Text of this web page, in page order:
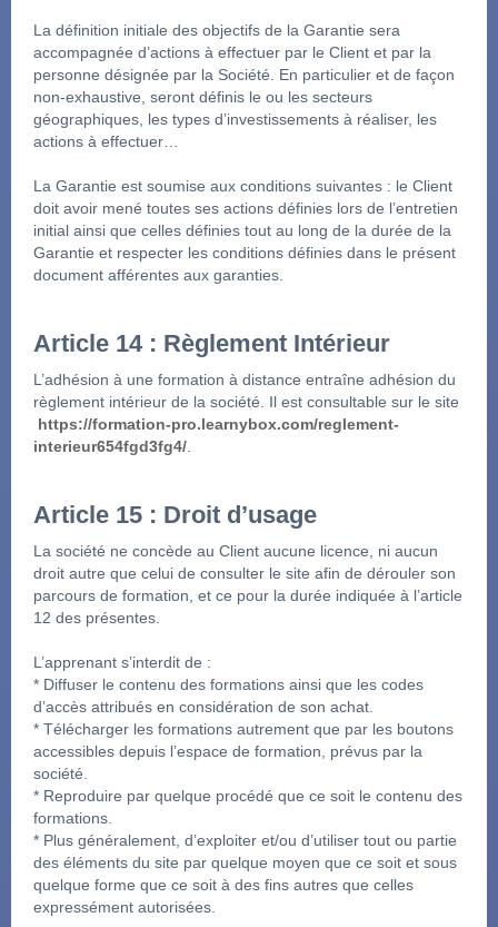
La définition initiale des objectifs de la Garantie sera
accompagnée d’actions à effectuer par le Client et par la
personne désignée par la Société. En particulier et de façon
non-exhaustive, seront définis le ou les secteurs
géographiques, les types d’investissements à réaliser, les
actions à effectuer…
La Garantie est soumise aux conditions suivantes : le Client
doit avoir mené toutes ses actions définies lors de l’entretien
initial ainsi que celles définies tout au long de la durée de la
Garantie et respecter les conditions définies dans le présent
document afférentes aux garanties.
Article 14 : Règlement Intérieur
L’adhésion à une formation à distance entraîne adhésion du
règlement intérieur de la société. Il est consultable sur le site
https://formation-pro.learnybox.com/reglement-
interieur654fgd3fg4/
Article 15 : Droit d’usage
La société ne concède au Client aucune licence, ni aucun
droit autre que celui de consulter le site afin de dérouler son
parcours de formation, et ce pour la durée indiquée à l’article
12 des présentes.
L’apprenant s’interdit de :
* Diffuser le contenu des formations ainsi que les codes
d’accès attribués en considération de son achat.
* Télécharger les formations autrement que par les boutons
accessibles depuis l’espace de formation, prévus par la
société.
* Reproduire par quelque procédé que ce soit le contenu des
formations.
* Plus généralement, d’exploiter et/ou d’utiliser tout ou partie
des éléments du site par quelque moyen que ce soit et sous
quelque forme que ce soit à des fins autres que celles
expressément autorisées.